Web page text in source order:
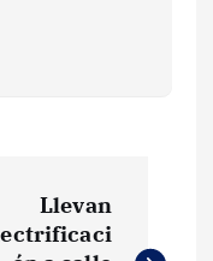
Llevan